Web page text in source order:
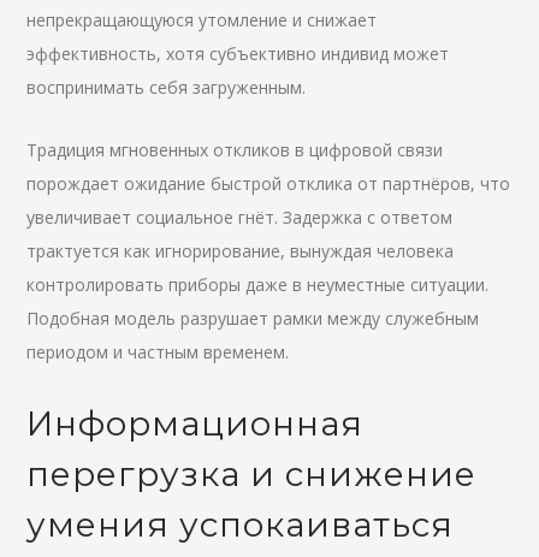
непрекращающуюся утомление и снижает
эффективность, хотя субъективно индивид может
воспринимать себя загруженным.
Традиция мгновенных откликов в цифровой связи
порождает ожидание быстрой отклика от партнёров, что
увеличивает социальное гнёт. Задержка с ответом
трактуется как игнорирование, вынуждая человека
контролировать приборы даже в неуместные ситуации.
Подобная модель разрушает рамки между служебным
периодом и частным временем.
Информационная
перегрузка и снижение
умения успокаиваться